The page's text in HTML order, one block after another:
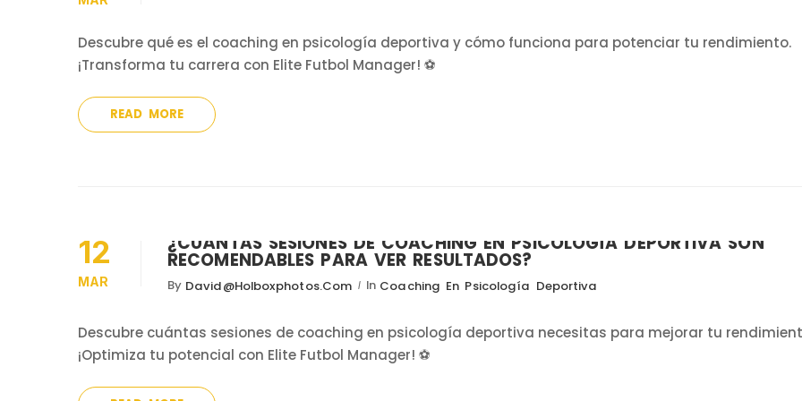
Descubre qué es el coaching en psicología deportiva y cómo funciona para potenciar tu rendimiento.
¡Transforma tu carrera con Elite Futbol Manager! ⚽️
READ MORE
12
MAR
¿CUÁNTAS SESIONES DE COACHING EN PSICOLOGÍA DEPORTIVA SON
RECOMENDABLES PARA VER RESULTADOS?
By David@holboxphotos.com In Coaching En Psicología Deportiva
Descubre cuántas sesiones de coaching en psicología deportiva necesitas para mejorar tu
¡Optimiza tu potencial con Elite Futbol Manager! ⚽